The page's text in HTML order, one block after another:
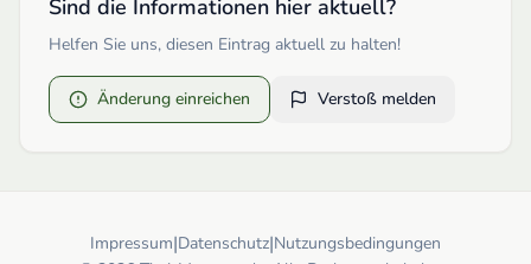
Sind die Informationen hier aktuell?
Helfen Sie uns, diesen Eintrag aktuell zu halten!
Änderung einreichen Verstoß melden
Impressum|Datenschutz|Nutzungsbedingungen